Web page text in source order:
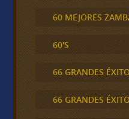
60 MEJORES
60'S
66 GRANDES
66 GRANDES